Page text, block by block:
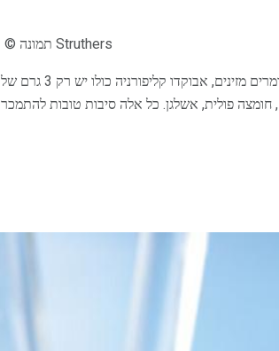
תמונה © קארן Struthers
-על אמיתי. הם ארוזים עם חומרים מזינים, אבוקדו קליפורניה כולו יש רק 3 גרם של
פחמימות נטו. אבוקדו הם טכנית פירות גבוהים בסיבים, ויטמין B6, ויטמין C, ויטמין K, חומצה פולית, אשלגן. כל אלה סיבות טובות להתמכר